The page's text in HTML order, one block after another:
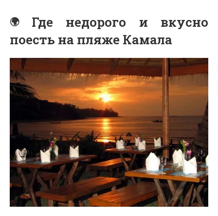
Где недорого и вкусно
поесть на пляже Камала